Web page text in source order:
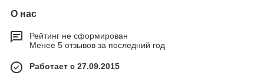
О нас
Рейтинг не сформирован
Менее 5 отзывов за последний год
Работает с 27.09.2015